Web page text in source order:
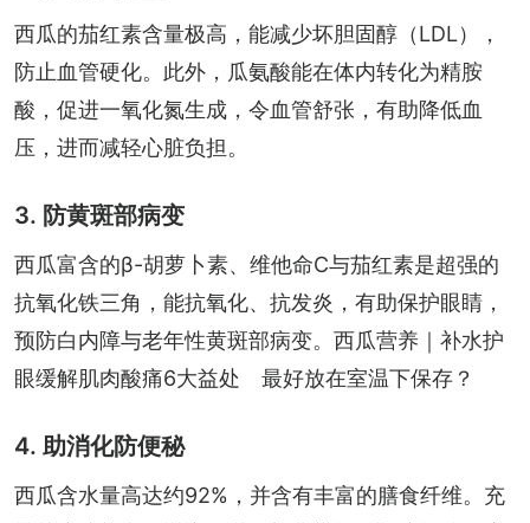
西瓜的茄红素含量极高，能减少坏胆固醇（LDL），
防止血管硬化。此外，瓜氨酸能在体内转化为精胺
酸，促进一氧化氮生成，令血管舒张，有助降低血
压，进而减轻心脏负担。
3. 防黄斑部病变
西瓜富含的β-胡萝卜素、维他命C与茄红素是超强的
抗氧化铁三角，能抗氧化、抗发炎，有助保护眼睛，
预防白内障与老年性黄斑部病变。 西瓜营养｜补水护
眼缓解肌肉酸痛6大益处　最好放在室温下保存？
4. 助消化防便秘
西瓜含水量高达约92%，并含有丰富的膳食纤维。充